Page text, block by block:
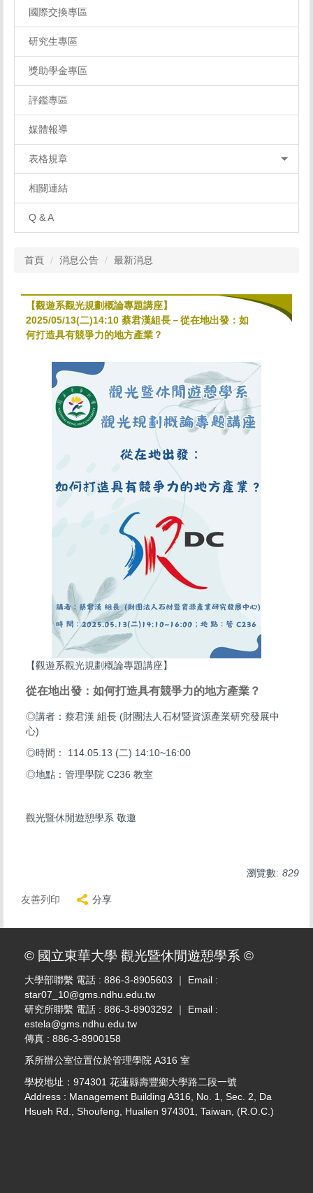
國際交換專區
研究生專區
獎助學金專區
評鑑專區
媒體報導
表格規章
相關連結
Q & A
首頁 消息公告 最新消息
【觀遊系觀光規劃概論專題講座】
2025/05/13(二)14:10 蔡君漢組長－從在地出發：如
何打造具有競爭力的地方產業？
【觀遊系觀光規劃概論專題講座】
從在地出發：如何打造具有競爭力的地方產業？
◎講者：蔡君漢 組長 (財團法人石材暨資源產業研究發展中
心)
◎時間： 114.05.13 (二) 14:10~16:00
◎地點：管理學院 C236 教室
觀光暨休閒遊憩學系 敬邀
瀏覽數: 829
友善列印 分享
© 國立東華大學 觀光暨休閒遊憩學系 ©
大學部聯繫 電話 : 886-3-8905603 ｜ Email :
star07_10@gms.ndhu.edu.tw
研究所聯繫 電話 : 886-3-8903292 ｜ Email :
estela@gms.ndhu.edu.tw
傳真 : 886-3-8900158
系所辦公室位置位於管理學院 A316 室
學校地址：974301 花蓮縣壽豐鄉大學路二段一號
Address : Management Building A316, No. 1, Sec. 2, Da
Hsueh Rd., Shoufeng, Hualien 974301, Taiwan, (R.O.C.)